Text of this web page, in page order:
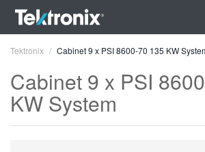
Tektronix Cabinet 9 x PSI 8600-70 135 KW
Cabinet 9 x PSI
KW System